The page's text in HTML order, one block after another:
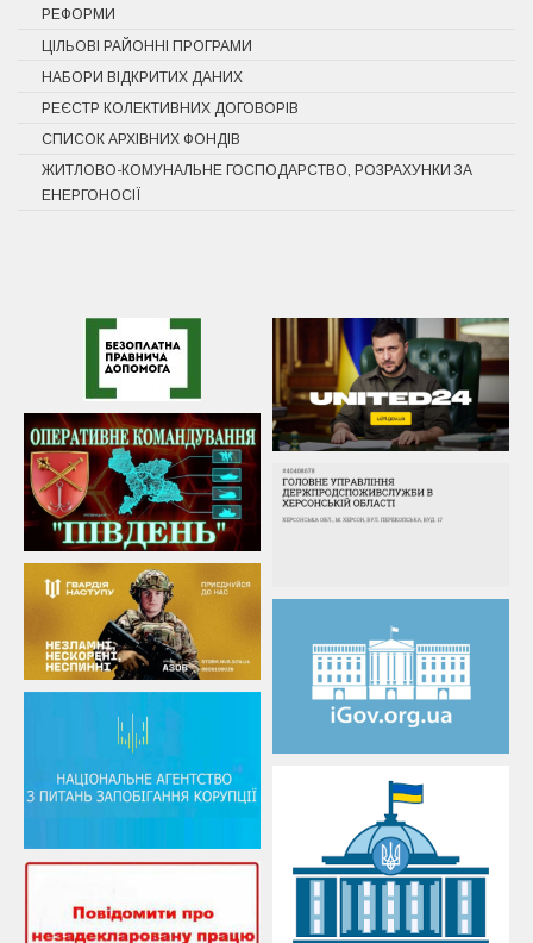
РЕФОРМИ
ЦІЛЬОВІ РАЙОННІ ПРОГРАМИ
НАБОРИ ВІДКРИТИХ ДАНИХ
РЕЄСТР КОЛЕКТИВНИХ ДОГОВОРІВ
СПИСОК АРХІВНИХ ФОНДІВ
ЖИТЛОВО-КОМУНАЛЬНЕ ГОСПОДАРСТВО, РОЗРАХУНКИ ЗА
ЕНЕРГОНОСІЇ